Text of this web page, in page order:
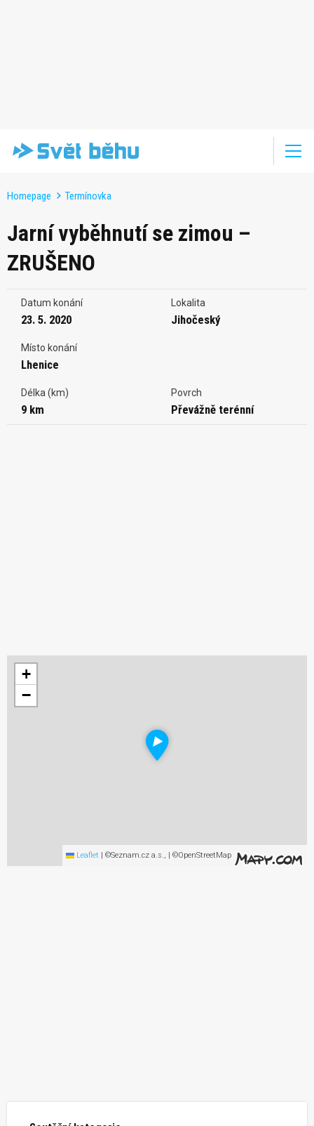
Homepage Termínovka
Jarní vyběhnutí se zimou –
ZRUŠENO
Datum konání
23. 5. 2020
Lokalita
Jihočeský
Místo konání
Lhenice
Délka (km)
9 km
Povrch
Převážně terénní
+
−
Leaflet | ©Seznam.cz a.s., | ©OpenStreetMap